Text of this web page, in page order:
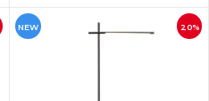
NEW 20%